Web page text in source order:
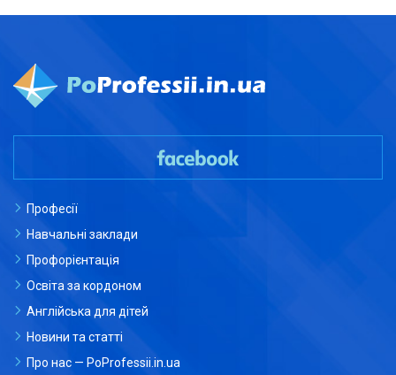
Професії
Навчальні заклади
Профорієнтація
Освіта за кордоном
Англійська для дітей
Новини та статті
Про нас — PoProfessii.in.ua